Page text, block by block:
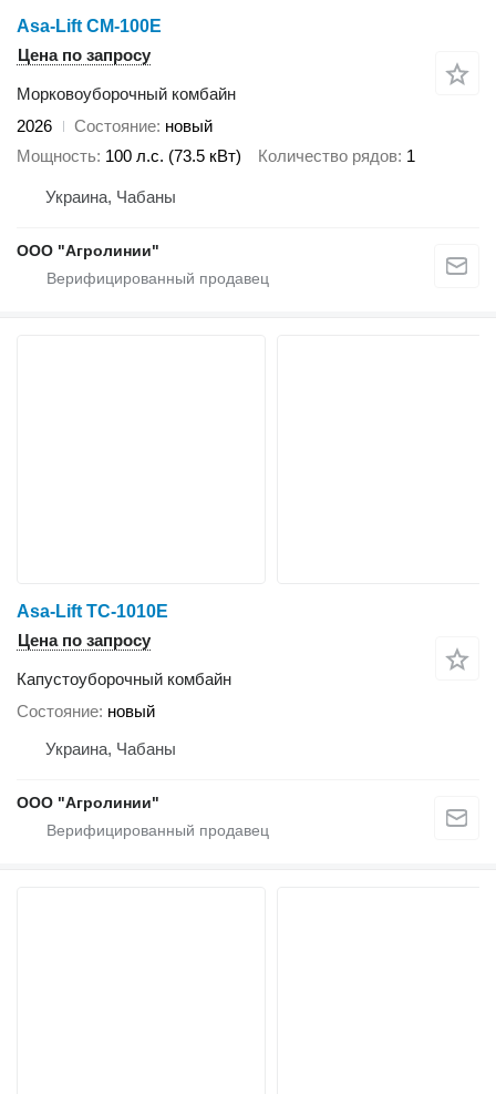
Asa-Lift CM-100E
Цена по запросу
Морковоуборочный комбайн
2026
Состояние новый
Мощность 100 л.с. (73.5 кВт) Количество рядов 1
Украина, Чабаны
ООО "Агролинии"
Asa-Lift TC-1010E
Цена по запросу
Капустоуборочный комбайн
Состояние новый
Украина, Чабаны
ООО "Агролинии"